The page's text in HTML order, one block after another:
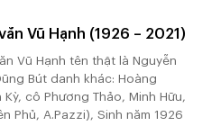
Vũ Hạnh (1926 – 2021)
Vũ Hạnh tên thật là Nguyễn
Bút danh khác: Hoàng
Kỳ, cô Phương Thảo, Minh Hữu,
Phủ, A.Pazzi), Sinh năm 1926